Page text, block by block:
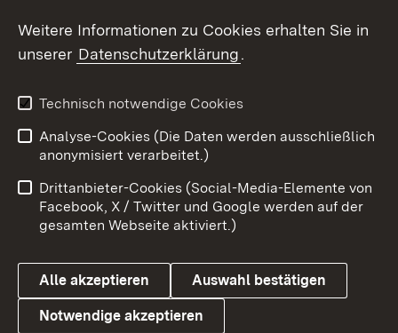
Social Wall
X / Twitter
Youtube
Link zum Landesportal
Benutzungshinweise
Barrierefreiheit
Datenschutz
Cookies
Weitere Informationen zu Cookies erhalten Sie in
unserer Datenschutzerklärung.
Technisch notwendige Cookies
Analyse-Cookies (Die Daten werden ausschließlich
anonymisiert verarbeitet.)
Drittanbieter-Cookies (Social-Media-Elemente von
Facebook, X / Twitter und Google werden auf der
gesamten Webseite aktiviert.)
Alle akzeptieren Auswahl bestätigen
Notwendige akzeptieren